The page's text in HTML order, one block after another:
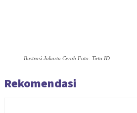
Ilustrasi Jakarta Cerah Foto: Tirto.ID
Rekomendasi